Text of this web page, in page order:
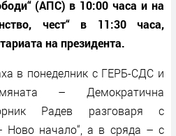
(АПС) в 10:00 часа и на
чест“ в 11:30 часа,
на президента.
в понеделник с ГЕРБ-СДС и
– Демократична
Радев разговаря с
Ново начало“, а в сряда – с